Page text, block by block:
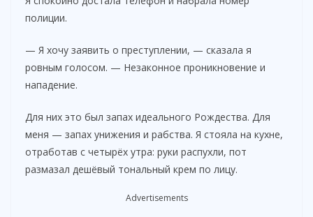
o
полиции.
— Я хочу заявить о преступлении, — сказала я
ровным голосом. — Незаконное проникновение и
нападение.
Для них это был запах идеального Рождества. Для
меня — запах унижения и рабства. Я стояла на кухне,
отработав с четырёх утра: руки распухли, пот
размазал дешёвый тональный крем по лицу.
Advertisements